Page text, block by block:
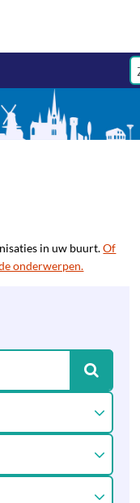
in uw buurt.Of
onderwerpen.